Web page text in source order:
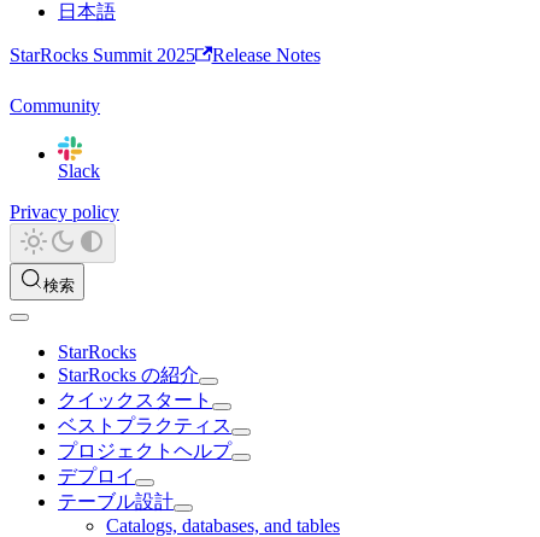
日本語
StarRocks Summit 2025 Release Notes
Community
Slack
Privacy policy
検索
StarRocks
StarRocks の紹介
クイックスタート
ベストプラクティス
プロジェクトヘルプ
デプロイ
テーブル設計
Catalogs, databases, and tables